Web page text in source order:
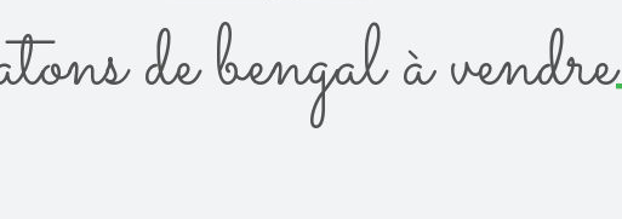
de bengal à vendre_